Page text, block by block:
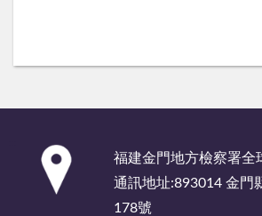
福建金門地方檢察署
通訊地址:893014 金門
178號